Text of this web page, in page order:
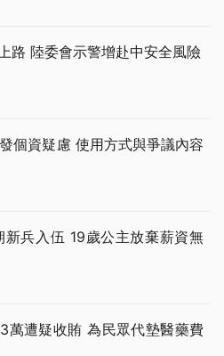
路 陸委會示警增赴中安全風險
個資疑慮 使用方式與爭議內容
新兵入伍 19歲公主放棄薪資無
萬遭疑收賄 為民眾代墊醫藥費